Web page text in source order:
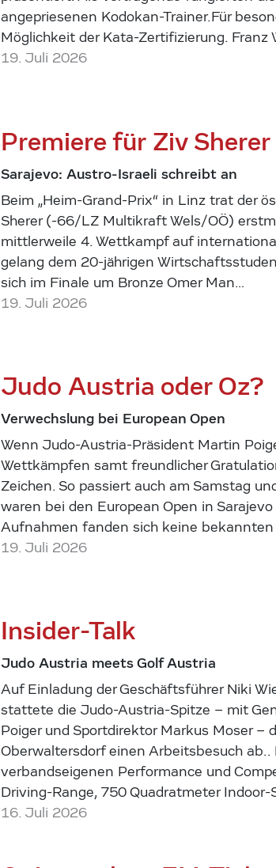
angepriesenen Kodokan-Trainer.Für
Möglichkeit der Kata-Zertifizierung.
19. Juli 2026
Premiere für Ziv Sherer
Sarajevo: Austro-Israeli schreibt an
Beim „Heim-Grand-Prix“ in Linz trat der
Sherer (-66/LZ Multikraft Wels/OÖ)
mittlerweile 4. Wettkampf auf
gelang dem 20-jährigen
sich im Finale um Bronze Omer Man…
19. Juli 2026
Judo Austria oder Oz?
Verwechslung bei European Open
Wenn Judo-Austria-Präsident Martin
Wettkämpfen samt freundlicher
Zeichen. So passiert auch am Samstag
waren bei den European Open in
Aufnahmen fanden sich keine bekannten
19. Juli 2026
Insider-Talk
Judo Austria meets Golf Austria
Auf Einladung der Geschäftsführer Niki
stattete die Judo-Austria-Spitze – mit
Poiger und Sportdirektor Markus Moser –
Oberwaltersdorf einen Arbeitsbesuch
verbandseigenen Performance und
Driving-Range, 750 Quadratmeter
16. Juli 2026